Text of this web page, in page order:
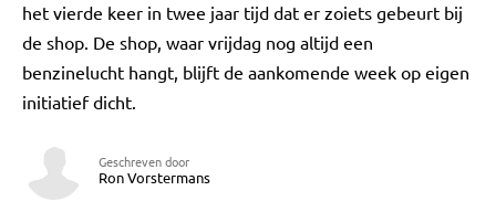
het vierde keer in twee jaar tijd dat er zoiets gebeurt bij
de shop. De shop, waar vrijdag nog altijd een
benzinelucht hangt, blijft de aankomende week op eigen
initiatief dicht.
Geschreven door
Ron Vorstermans